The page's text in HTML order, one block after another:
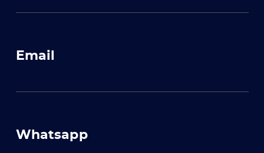
Email
Whatsapp